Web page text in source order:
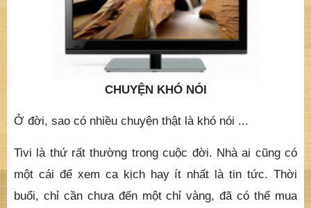
CHUYỆN KHÓ NÓI
Ở đời, sao có nhiều chuyện thật là khó nói ...
Tivi là thứ rất thường trong cuộc đời. Nhà ai cũng có
một cái để xem ca kịch hay ít nhất là tin tức. Thời
buổi, chỉ cần chưa đến một chỉ vàng, đã có thể mua